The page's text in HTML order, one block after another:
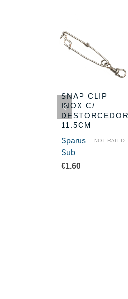
SNAP CLIP
INOX C/
DESTORCEDOR
11.5CM
NOT RATED
Sparus
Sub
€1.60